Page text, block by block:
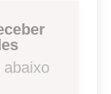
abaixo